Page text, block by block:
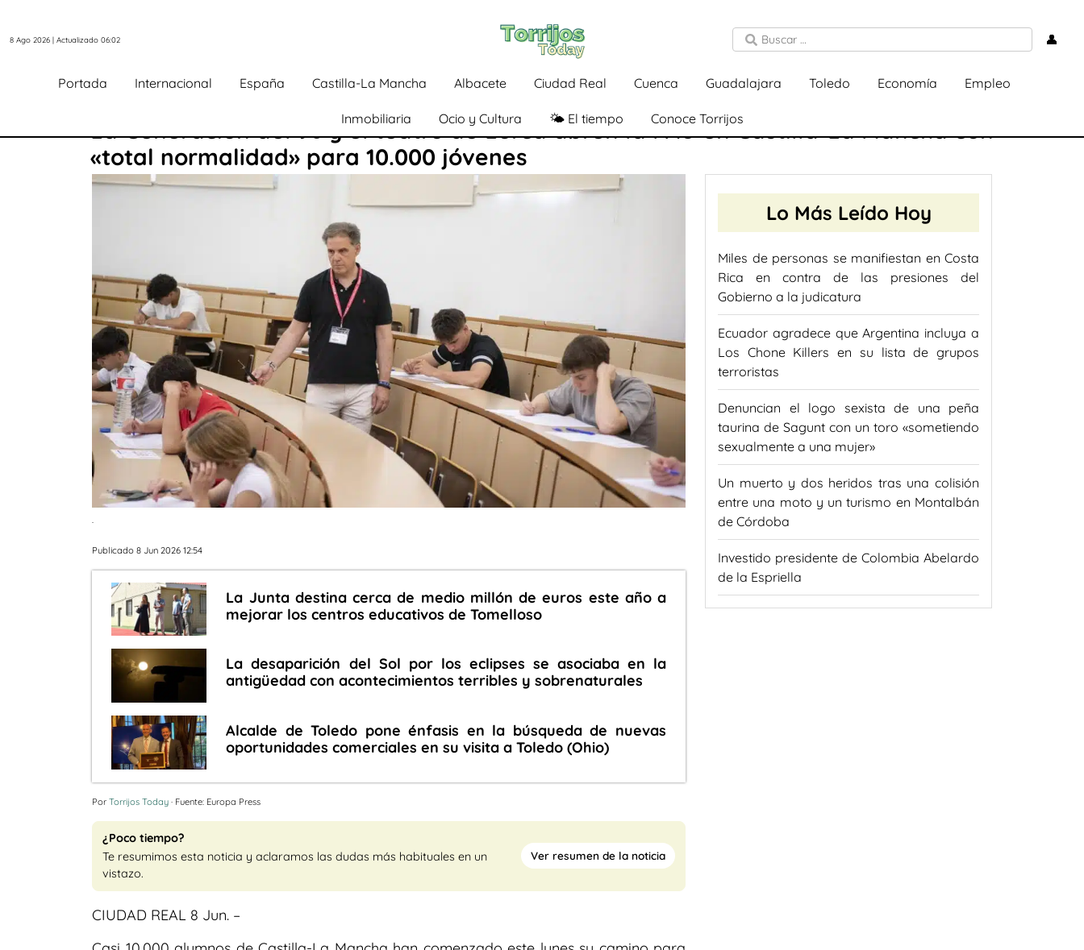
8 Ago 2026 | Actualizado 06:02 👤
Portada Internacional España Castilla-La Mancha Albacete Ciudad Real Cuenca Guadalajara Toledo Economía Empleo
Inmobiliaria Ocio y Cultura 🌤️ El tiempo Conoce Torrijos
La Generación del 98 y el teatro de Lorca abren la PAU en Castilla-La Mancha con
«total normalidad» para 10.000 jóvenes
.
Publicado 8 Jun 2026 12:54
La Junta destina cerca de medio millón de euros este año a
mejorar los centros educativos de Tomelloso
La desaparición del Sol por los eclipses se asociaba en la
antigüedad con acontecimientos terribles y sobrenaturales
Alcalde de Toledo pone énfasis en la búsqueda de nuevas
oportunidades comerciales en su visita a Toledo (Ohio)
Por Torrijos Today · Fuente: Europa Press
¿Poco tiempo?
Te resumimos esta noticia y aclaramos las dudas más habituales en un
vistazo.
Ver resumen de la noticia
CIUDAD REAL 8 Jun. –
Lo Más Leído Hoy
Miles de personas se manifiestan en Costa
Rica en contra de las presiones del
Gobierno a la judicatura
Ecuador agradece que Argentina incluya a
Los Chone Killers en su lista de grupos
terroristas
Denuncian el logo sexista de una peña
taurina de Sagunt con un toro «sometiendo
sexualmente a una mujer»
Un muerto y dos heridos tras una colisión
entre una moto y un turismo en Montalbán
de Córdoba
Investido presidente de Colombia Abelardo
de la Espriella